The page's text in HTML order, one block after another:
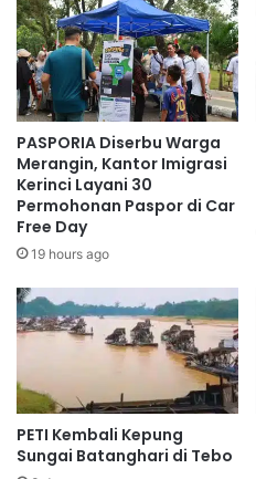
PASPORIA Diserbu Warga
Merangin, Kantor Imigrasi
Kerinci Layani 30
Permohonan Paspor di Car
Free Day
19 hours ago
PETI Kembali Kepung
Sungai Batanghari di Tebo